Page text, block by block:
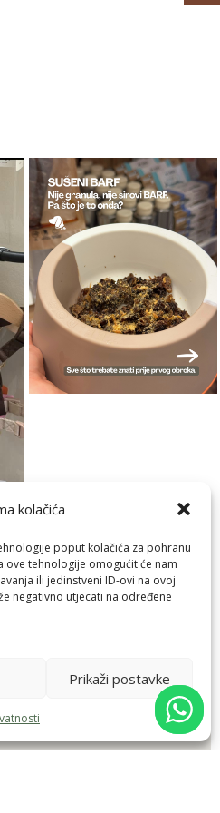
kolačića
poput kolačića za pohranu
ove tehnologije omogućit će nam
ili jedinstveni ID-ovi na ovoj
negativno utjecati na određene
Prikaži postavke